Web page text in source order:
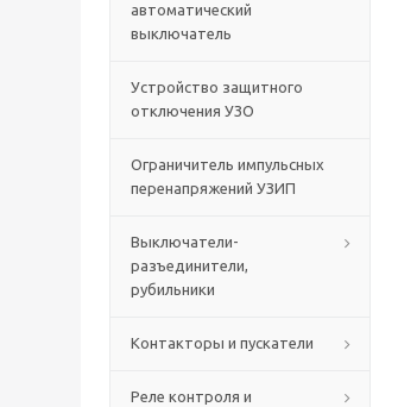
автоматический
выключатель
Устройство защитного
отключения УЗО
Ограничитель импульсных
перенапряжений УЗИП
Выключатели-
разъединители,
рубильники
Контакторы и пускатели
Реле контроля и